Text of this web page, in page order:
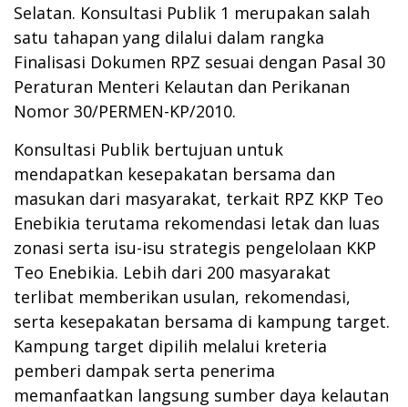
Selatan. Konsultasi Publik 1 merupakan salah
satu tahapan yang dilalui dalam rangka
Finalisasi Dokumen RPZ sesuai dengan Pasal 30
Peraturan Menteri Kelautan dan Perikanan
Nomor 30/PERMEN-KP/2010.
Konsultasi Publik bertujuan untuk
mendapatkan kesepakatan bersama dan
masukan dari masyarakat, terkait RPZ KKP Teo
Enebikia terutama rekomendasi letak dan luas
zonasi serta isu-isu strategis pengelolaan KKP
Teo Enebikia. Lebih dari 200 masyarakat
terlibat memberikan usulan, rekomendasi,
serta kesepakatan bersama di kampung target.
Kampung target dipilih melalui kreteria
pemberi dampak serta penerima
memanfaatkan langsung sumber daya kelautan